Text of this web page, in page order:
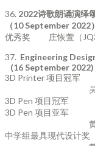
36. 2022诗歌朗诵演绎
（10 September 2022）
优秀奖 庄恢萱（JQ3
37.
(16 September 2022)
3D Printer 项目冠军
吴颖恩（JZ1
3D Pen 项目冠军 黄
3D Pen 项目亚军 张
黄淑蔚（JZ3
中学组最具现代设计奖